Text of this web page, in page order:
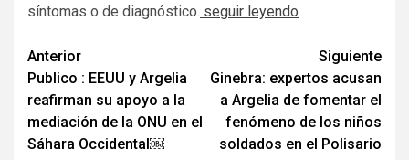
síntomas o de diagnóstico. seguir leyendo
Seguir
leyendo
Anterior
Publico : EEUU y Argelia
reafirman su apoyo a la
mediación de la ONU en el
Sáhara Occidental￼
Siguiente
Ginebra: expertos acusan
a Argelia de fomentar el
fenómeno de los niños
soldados en el Polisario